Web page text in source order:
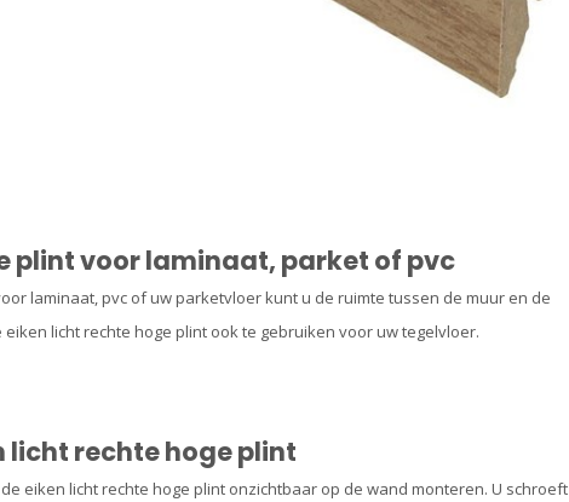
plint voor laminaat, parket of pvc
laminaat, pvc of uw parketvloer kunt u de ruimte tussen de muur en de
licht rechte hoge plint ook te gebruiken voor uw tegelvloer.
licht rechte hoge plint
eiken licht rechte hoge plint onzichtbaar op de wand monteren. U schroeft